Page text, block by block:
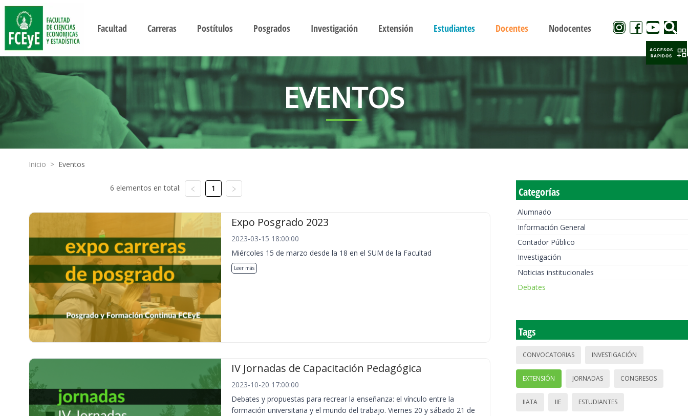
Facultad Carreras Postítulos Posgrados Investigación Extensión Estudiantes Docentes Nodocentes
EVENTOS
Inicio > Eventos
6 elementos en total: 1
Expo Posgrado 2023
2023-03-15 18:00:00
Miércoles 15 de marzo desde la 18 en el SUM de la Facultad
Leer más
IV Jornadas de Capacitación Pedagógica
2023-10-20 17:00:00
Debates y propuestas para recrear la enseñanza: el vínculo entre la
formación universitaria y el mundo del trabajo. Viernes 20 y sábado 21 de
Categorías
Alumnado
Información General
Contador Público
Investigación
Noticias institucionales
Debates
Tags
CONVOCATORIAS INVESTIGACIÓN
EXTENSIÓN JORNADAS CONGRESOS
IIATA IIE ESTUDIANTES
ACCESOS
RAPIDOS